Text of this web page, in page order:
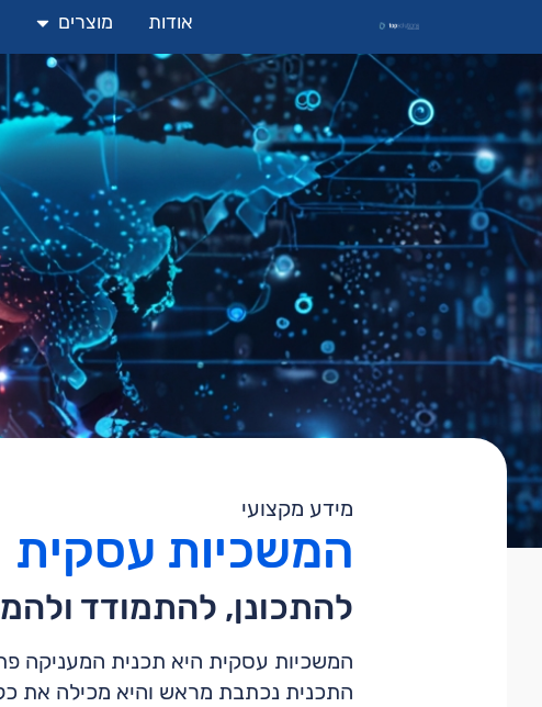
אודות מוצרים
מידע מקצועי
המשכיות עסקית
להתכונן, להתמודד
המשכיות עסקית היא תכנית המעניקה
התכנית נכתבת מראש והיא מכילה את